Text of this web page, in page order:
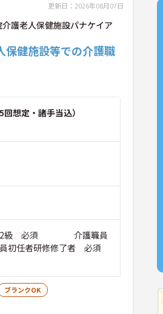
更新日：2026年08月07日
護老人保健施設パナケイア
保健施設等での介護職
想定・諸手当込）
任者研修修了者 必須
ブランクOK